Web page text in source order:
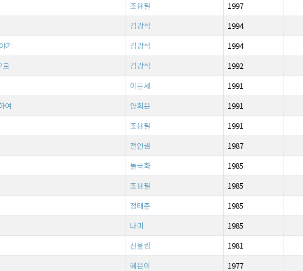
조용필
1997
김광석
1994
기
김광석
1994
로
김광석
1992
이문세
1991
여
양희은
1991
조용필
1991
전인권
1987
들국화
1985
조용필
1985
정태춘
1985
나미
1985
산울림
1981
혜은이
1977